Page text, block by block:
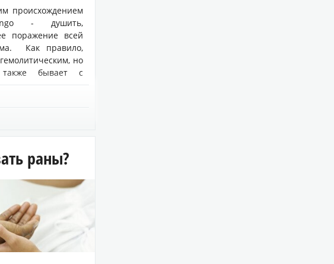
происхождением
- душить,
поражение всей
Как правило,
но
бывает с
раны?